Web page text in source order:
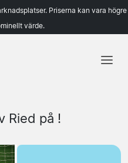
Priserna kan vara högre
värde.
Ried på !